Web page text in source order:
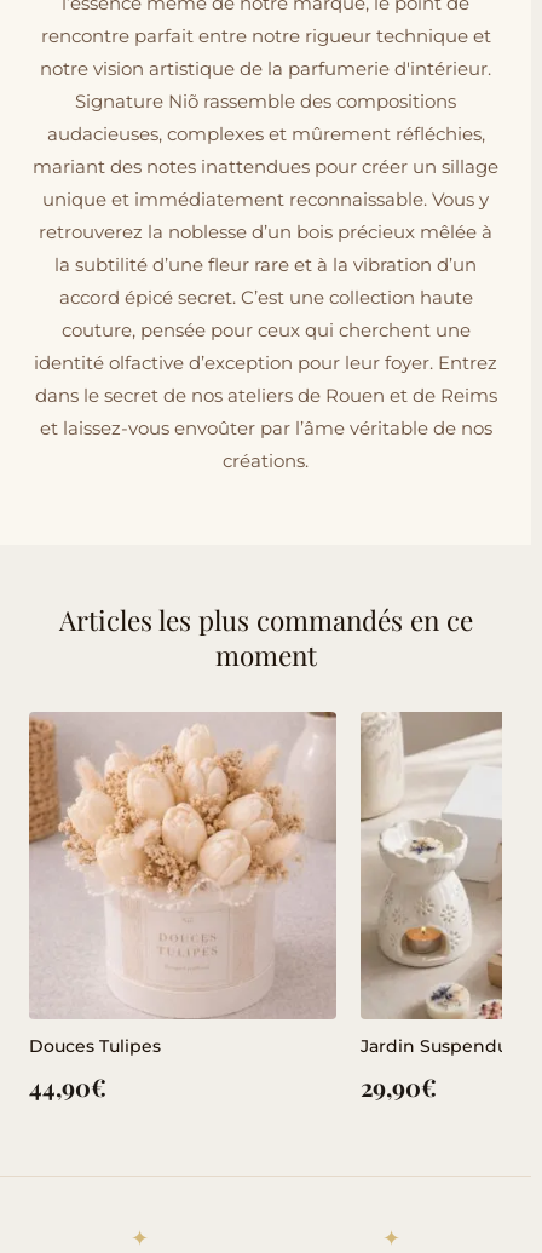
rencontre parfait entre notre rigueur technique et
notre vision artistique de la parfumerie d'intérieur.
Signature Niõ rassemble des compositions
audacieuses, complexes et mûrement réfléchies,
mariant des notes inattendues pour créer un sillage
unique et immédiatement reconnaissable. Vous y
retrouverez la noblesse d’un bois précieux mêlée à
la subtilité d’une fleur rare et à la vibration d’un
accord épicé secret. C’est une collection haute
couture, pensée pour ceux qui cherchent une
identité olfactive d’exception pour leur foyer. Entrez
dans le secret de nos ateliers de Rouen et de Reims
et laissez-vous envoûter par l’âme véritable de nos
créations.
Articles les plus commandés en ce
moment
Douces Tulipes
44,90€
Jardin Suspendu
29,90€
✦ ✦